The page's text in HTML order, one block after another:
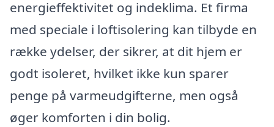
energieffektivitet og indeklima. Et firma
med speciale i loftisolering kan tilbyde en
række ydelser, der sikrer, at dit hjem er
godt isoleret, hvilket ikke kun sparer
penge på varmeudgifterne, men også
øger komforten i din bolig.